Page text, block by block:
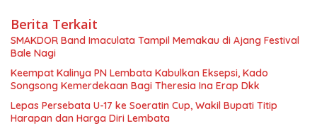
Berita Terkait
SMAKDOR Band Imaculata Tampil Memakau di Ajang Festival
Bale Nagi
Keempat Kalinya PN Lembata Kabulkan Eksepsi, Kado
Songsong Kemerdekaan Bagi Theresia Ina Erap Dkk
Lepas Persebata U-17 ke Soeratin Cup, Wakil Bupati Titip
Harapan dan Harga Diri Lembata